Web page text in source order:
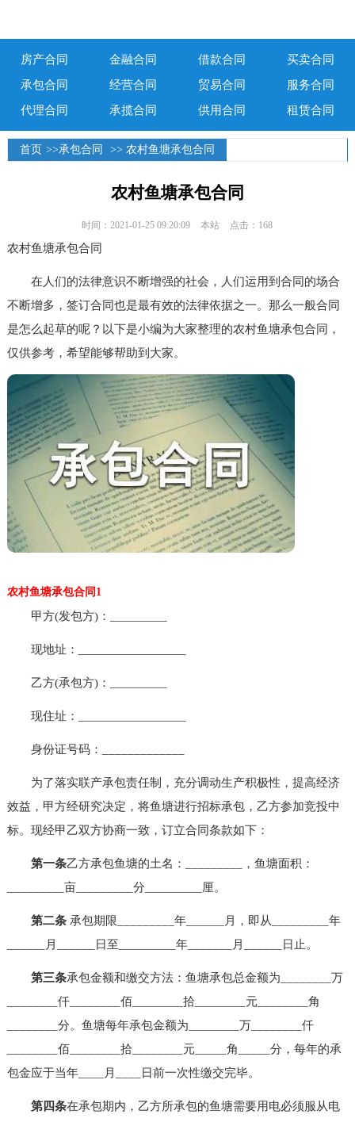
房产合同 金融合同 借款合同
买卖合同
承包合同
经营合同 贸易合同
服务合同
代理合同
承揽合同 供用合同 租赁合同
首页 >>承包合同 >> 农村鱼塘承包合同
农村鱼塘承包合同
时间：2021-01-25 09:20:09 本站 点击：168
农村鱼塘承包合同
在人们的法律意识不断增强的社会，人们运用到合同的场合
不断增多，签订合同也是最有效的法律依据之一。那么一般合同
是怎么起草的呢？以下是小编为大家整理的农村鱼塘承包合同，
仅供参考，希望能够帮助到大家。
农村鱼塘承包合同1
甲方(发包方)：_________
现地址：_________________
乙方(承包方)：_________
现住址：_________________
身份证号码：_____________
为了落实联产承包责任制，充分调动生产积极性，提高经济
效益，甲方经研究决定，将鱼塘进行招标承包，乙方参加竞投中
标。现经甲乙双方协商一致，订立合同条款如下：
第一条乙方承包鱼塘的土名：_________，鱼塘面积：
_________亩_________分_________厘。
第二条承包期限_________年______月，即从_________年
______月______日至_________年_______月______日止。
第三条承包金额和缴交方法：鱼塘承包总金额为________万
________仟________佰________拾________元________角
________分。鱼塘每年承包金额为________万________仟
________佰________拾________元_____角_____分，每年的承
包金应于当年____月____日前一次性缴交完毕。
第四条在承包期内，乙方所承包的鱼塘需要用电必须服从电